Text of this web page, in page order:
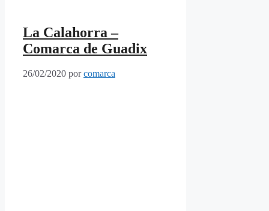
La Calahorra –
Comarca de Guadix
26/02/2020 porcomarca